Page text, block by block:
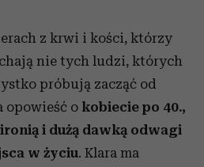
z krwi i kości, którzy
nie tych ludzi, których
próbują zacząć od
opowieść o kobiecie po 40.,
i dużą dawką odwagi
w życiu. Klara ma